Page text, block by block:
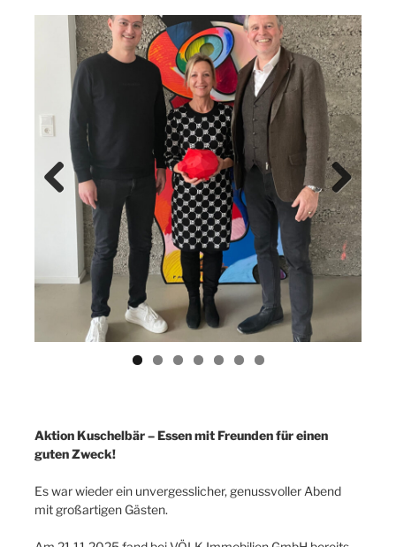
Next
Aktion Kuschelbär – Essen mit Freunden für einen
guten Zweck!
Es war wieder ein unvergesslicher, genussvoller Abend
mit großartigen Gästen.